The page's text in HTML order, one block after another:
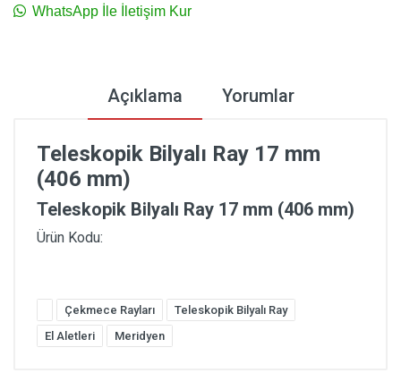
WhatsApp İle İletişim Kur
Açıklama Yorumlar
Teleskopik Bilyalı Ray 17 mm
(406 mm)
Teleskopik Bilyalı Ray 17 mm (406 mm)
Ürün Kodu:
Çekmece Rayları
Teleskopik Bilyalı Ray
El Aletleri
Meridyen